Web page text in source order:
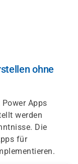
ohne
Apps
werden
Die
für